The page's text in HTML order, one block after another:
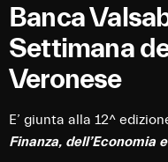
Banca
Settimana
Veronese
E’ giunta alla 12^
Finanza, dell’Economia